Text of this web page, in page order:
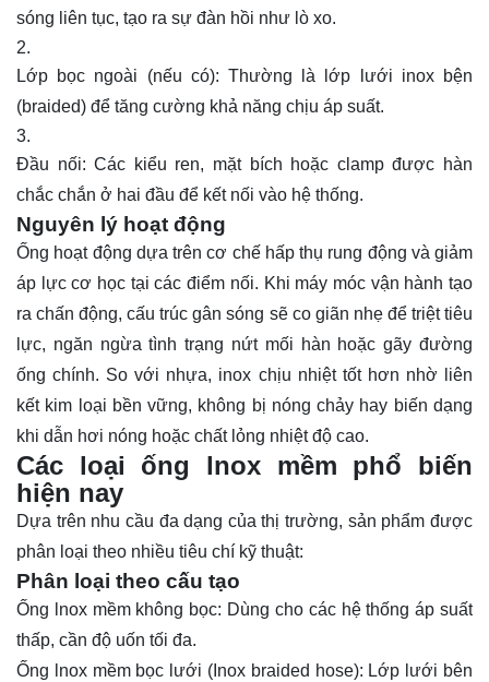
sóng liên tục, tạo ra sự đàn hồi như lò xo.
Lớp bọc ngoài (nếu có): Thường là lớp lưới inox bện
(braided) để tăng cường khả năng chịu áp suất.
Đầu nối: Các kiểu ren, mặt bích hoặc clamp được hàn
chắc chắn ở hai đầu để kết nối vào hệ thống.
Nguyên lý hoạt động
Ống hoạt động dựa trên cơ chế hấp thụ rung động và giảm
áp lực cơ học tại các điểm nối. Khi máy móc vận hành tạo
ra chấn động, cấu trúc gân sóng sẽ co giãn nhẹ để triệt tiêu
lực, ngăn ngừa tình trạng nứt mối hàn hoặc gãy đường
ống chính. So với nhựa, inox chịu nhiệt tốt hơn nhờ liên
kết kim loại bền vững, không bị nóng chảy hay biến dạng
khi dẫn hơi nóng hoặc chất lỏng nhiệt độ cao.
Các loại ống lnox mềm phổ biến
hiện nay
Dựa trên nhu cầu đa dạng của thị trường, sản phẩm được
phân loại theo nhiều tiêu chí kỹ thuật:
Phân loại theo cấu tạo
Ống lnox mềm không bọc: Dùng cho các hệ thống áp suất
thấp, cần độ uốn tối đa.
Ống lnox mềm bọc lưới (Inox braided hose): Lớp lưới bên